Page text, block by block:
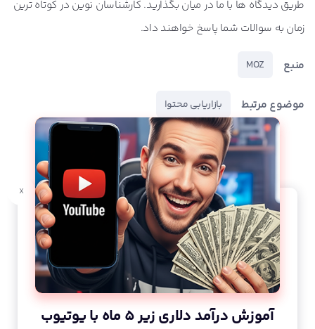
طریق دیدگاه ها با ما در میان بگذارید. کارشناسان نوین در کوتاه ترین
زمان به سوالات شما پاسخ خواهند داد.
منبع MOZ
موضوع مرتبط بازاریابی محتوا
x
آموزش درآمد دلاری زیر 5 ماه با یوتیوب